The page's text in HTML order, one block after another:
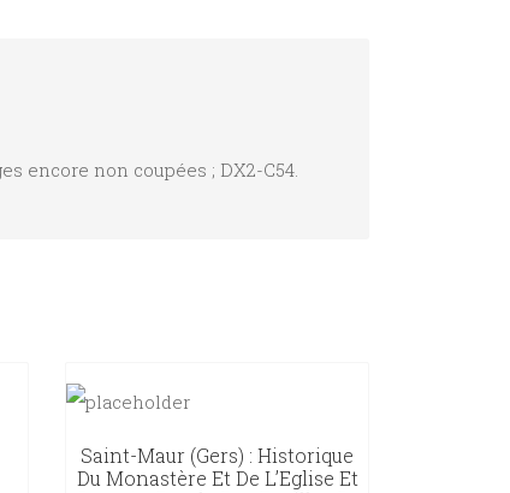
encore non coupées ; DX2-C54.
Saint-Maur (Gers) : Historique
Du Monastère Et De L’Eglise Et